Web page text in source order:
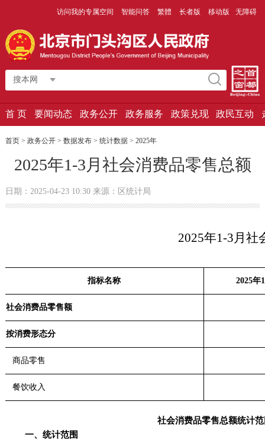
访问我的专属空间 智能问答 繁體 长者版 移动版 无障碍
搜本网
首 页 要闻动态 政务公开 政务服务 政策兑现 政民互动
首页> 政务公开> 数据发布> 统计数据> 2025年
2025年1-3月社会消费品零售总额
日期：2025-04-23 10:30 来源：区统计局
2025年1-3月社
指标名称 2025年
社会消费品零售额
按消费形态分
商品零售
餐饮收入
社会消费品零售总额统计
一、统计范围